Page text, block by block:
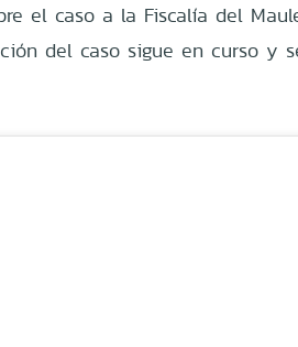
el caso a la Fiscalía del
del caso sigue en curso y